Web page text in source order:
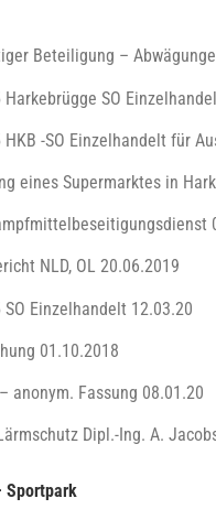
Beteiligung –
SO
-SO Einzelhandelt für
eines Supermarktes in
NLD, OL 20.06.2019
Einzelhandelt 12.03.20
01.10.2018
anonym. Fassung 08.01.20
Dipl.-Ing. A.
Sportpark